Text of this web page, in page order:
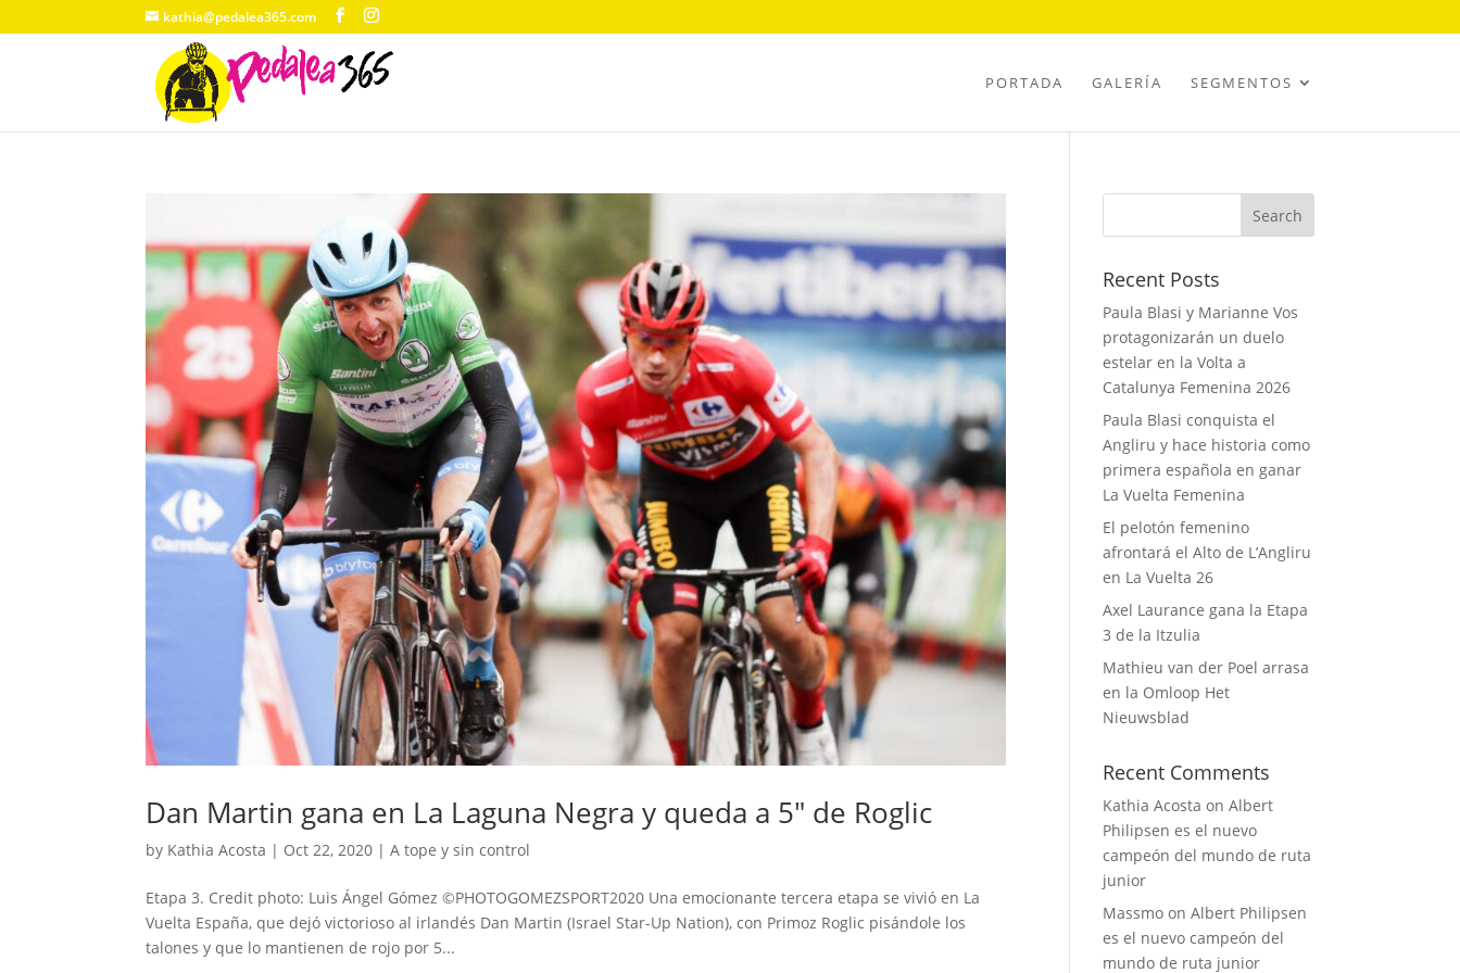
kathia@pedalea365.com
PORTADA GALERÍA SEGMENTOS
Dan Martin gana en La Laguna Negra y queda a 5″ de Roglic
by Kathia Acosta | Oct 22, 2020 |A tope y sin control
Etapa 3. Credit photo: Luis Ángel Gómez ©PHOTOGOMEZSPORT2020 Una emocionante tercera etapa se vivió en La
Vuelta España, que dejó victorioso al irlandés Dan Martin (Israel Star-Up Nation), con Primoz Roglic pisándole los
talones y que lo mantienen de rojo por 5...
Recent Posts
Paula Blasi y Marianne Vos
protagonizarán un duelo
estelar en la Volta a
Catalunya Femenina 2026
Paula Blasi conquista el
Angliru y hace historia como
primera española en ganar
La Vuelta Femenina
El pelotón femenino
afrontará el Alto de L’Angliru
en La Vuelta 26
Axel Laurance gana la Etapa
3 de la Itzulia
Mathieu van der Poel arrasa
en la Omloop Het
Nieuwsblad
Recent Comments
Kathia Acosta onAlbert
Philipsen es el nuevo
campeón del mundo de ruta
junior
Massmo onAlbert Philipsen
es el nuevo campeón del
mundo de ruta junior